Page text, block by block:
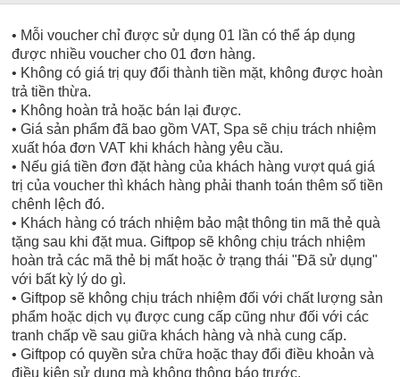
• Mỗi voucher chỉ được sử dụng 01 lần có thể áp dụng
được nhiều voucher cho 01 đơn hàng.
• Không có giá trị quy đổi thành tiền mặt, không được hoàn
trả tiền thừa.
• Không hoàn trả hoặc bán lại được.
• Giá sản phẩm đã bao gồm VAT, Spa sẽ chịu trách nhiệm
xuất hóa đơn VAT khi khách hàng yêu cầu.
• Nếu giá tiền đơn đặt hàng của khách hàng vượt quá giá
trị của voucher thì khách hàng phải thanh toán thêm số tiền
chênh lệch đó.
• Khách hàng có trách nhiệm bảo mật thông tin mã thẻ quà
tặng sau khi đặt mua. Giftpop sẽ không chịu trách nhiệm
hoàn trả các mã thẻ bị mất hoặc ở trạng thái "Đã sử dụng"
với bất kỳ lý do gì.
• Giftpop sẽ không chịu trách nhiệm đối với chất lượng sản
phẩm hoặc dịch vụ được cung cấp cũng như đối với các
tranh chấp về sau giữa khách hàng và nhà cung cấp.
• Giftpop có quyền sửa chữa hoặc thay đổi điều khoản và
điều kiện sử dụng mà không thông báo trước.